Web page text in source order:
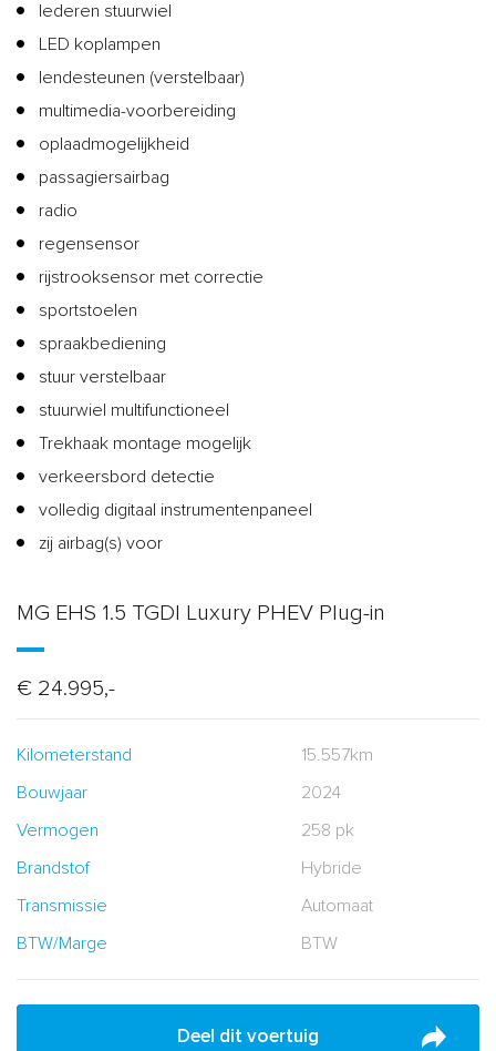
lederen stuurwiel
LED koplampen
lendesteunen (verstelbaar)
multimedia-voorbereiding
oplaadmogelijkheid
passagiersairbag
radio
regensensor
rijstrooksensor met correctie
sportstoelen
spraakbediening
stuur verstelbaar
stuurwiel multifunctioneel
Trekhaak montage mogelijk
verkeersbord detectie
volledig digitaal instrumentenpaneel
zij airbag(s) voor
MG EHS 1.5 TGDI Luxury PHEV Plug-in
€ 24.995,-
Kilometerstand
15.557km
Bouwjaar
2024
Vermogen
258 pk
Brandstof
Hybride
Transmissie
Automaat
BTW/Marge
BTW
Deel dit voertuig